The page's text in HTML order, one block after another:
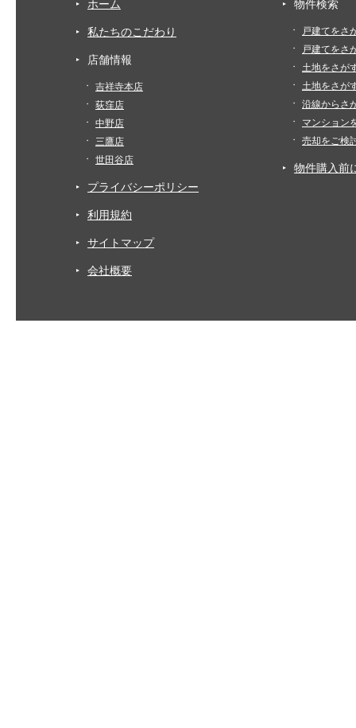
ホーム
私たちのこだわり
店舗情報
吉祥寺本店
荻窪店
中野店
三鷹店
世田谷店
プライバシーポリシー
利用規約
サイトマップ
会社概要
物件検索
戸建てをさ
戸建てをさ
土地をさが
土地をさが
沿線からさ
マンション
売却をご検
物件購入前